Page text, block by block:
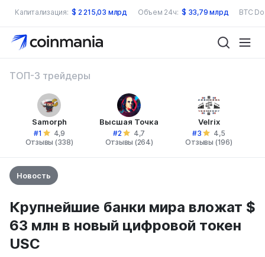
Капитализация: $ 2 215,03 млрд Объем 24ч: $ 33,79 млрд BTC
ТОП-3 трейдеры
Samorph
#1
4,9
Отзывы (338)
Высшая Точка
#2
4,7
Отзывы (264)
Velrix
#3
4,5
Отзывы (196)
Новость
Крупнейшие банки мира вложат $
63 млн в новый цифровой токен
USC